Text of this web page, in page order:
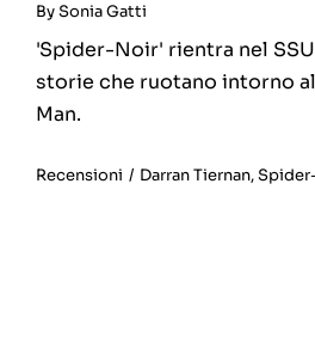
BySonia Gatti
'Spider-Noir' rientra nel
storie che ruotano intorno
Man.
Recensioni / Darran Tiernan,